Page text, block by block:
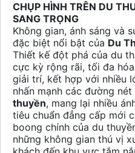
CHỤP HÌNH TRÊN DU
SANG TRỌNG
Không gian, ánh sáng và
đặc biệt nổi bật của Du
Thiết kế đột phá của du
cực kỳ rộng rãi, tối đa
giải trí, kết hợp với nhiều
nhấn mạnh các đường nét
thuyền, mang lại nhiều
tiêu chuẩn đẳng cấp mới
boong chính của du
những không gian thú vị